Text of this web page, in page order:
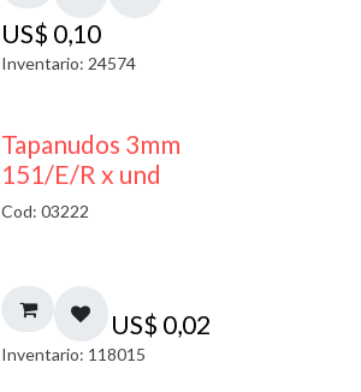
US$ 0,10
Inventario: 24574
Tapanudos 3mm
151/E/R x und
Cod: 03222
US$ 0,02
Inventario: 118015